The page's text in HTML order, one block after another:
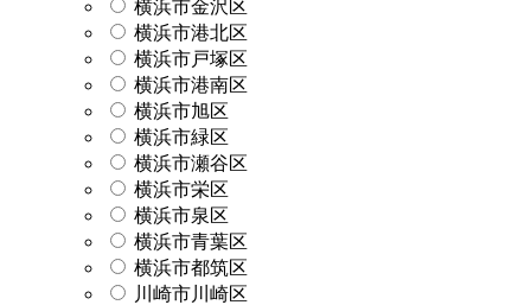
横浜市金沢区
横浜市港北区
横浜市戸塚区
横浜市港南区
横浜市旭区
横浜市緑区
横浜市瀬谷区
横浜市栄区
横浜市泉区
横浜市青葉区
横浜市都筑区
川崎市川崎区